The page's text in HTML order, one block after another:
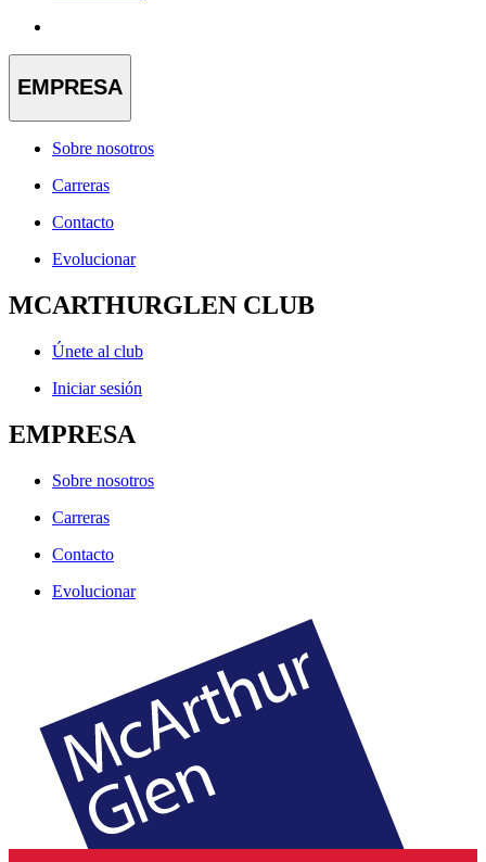
EMPRESA
Sobre nosotros
Carreras
Contacto
Evolucionar
MCARTHURGLEN CLUB
Únete al club
Iniciar sesión
EMPRESA
Sobre nosotros
Carreras
Contacto
Evolucionar